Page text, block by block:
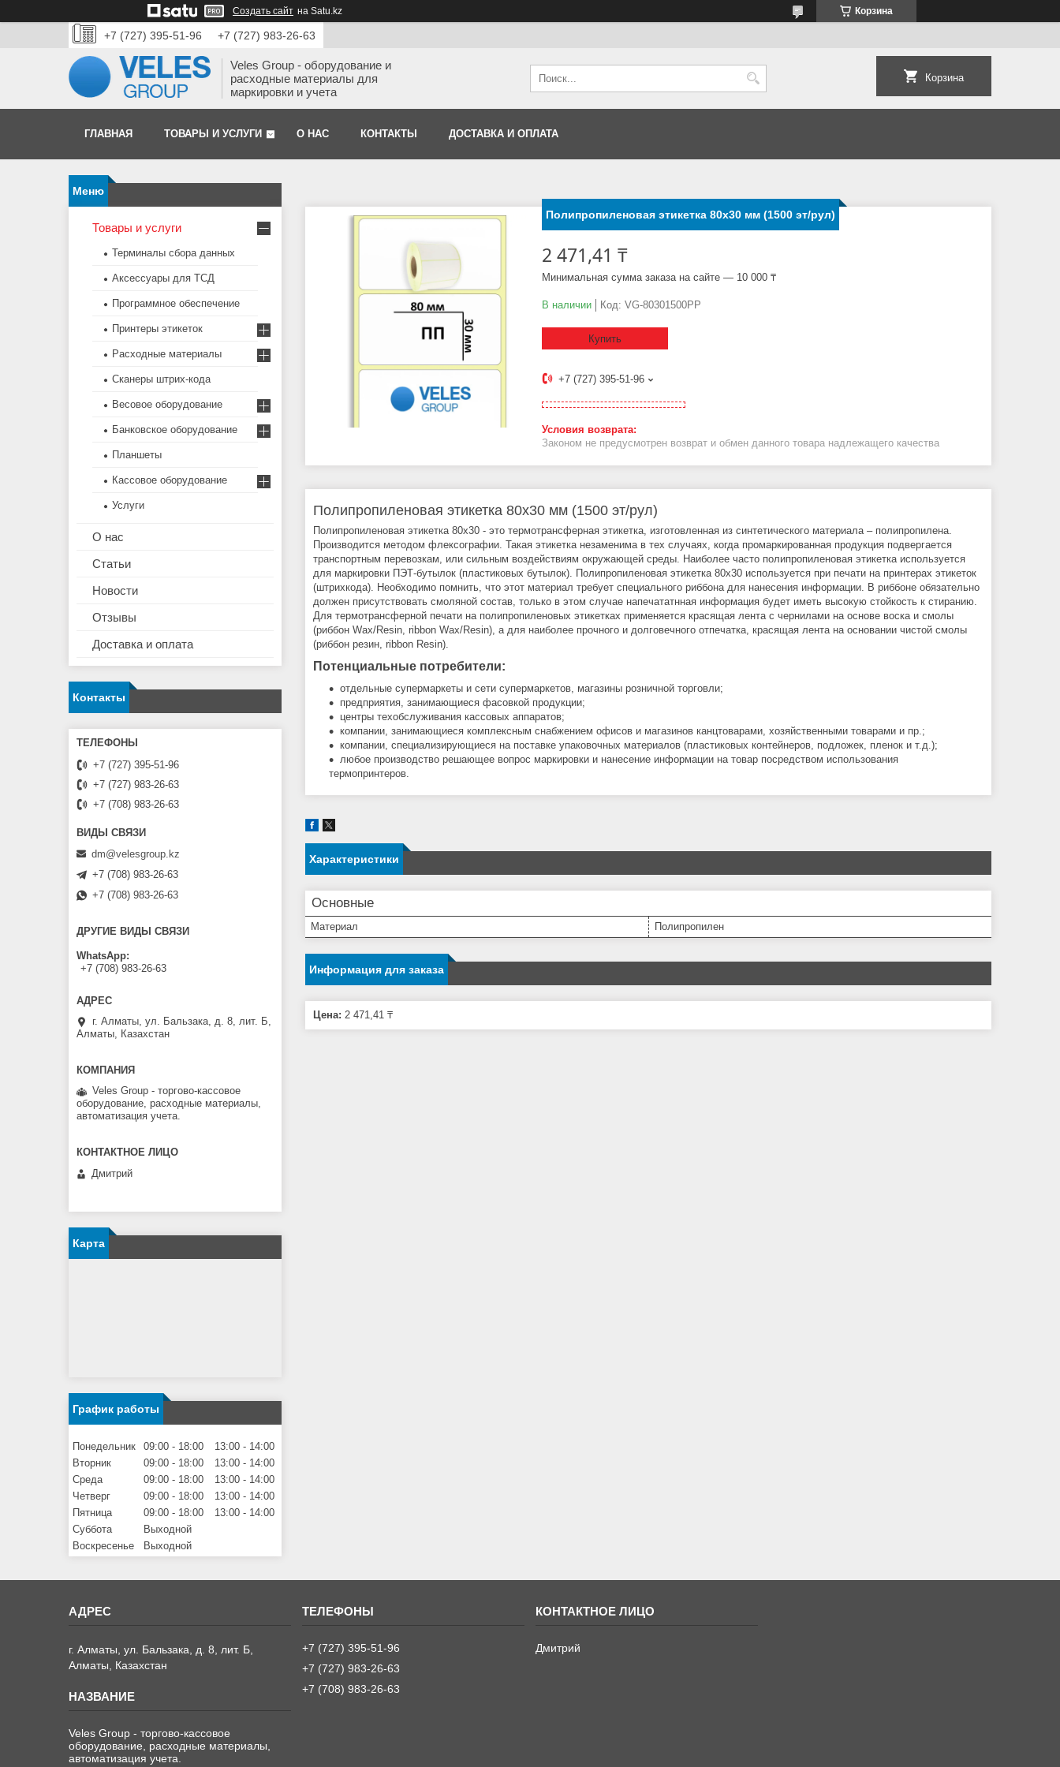
Создать сайт на Satu.kz Корзина
+7 (727) 395-51-96 +7 (727) 983-26-63
Veles Group - оборудование и
расходные материалы для
маркировки и учета
Корзина
ГЛАВНАЯ ТОВАРЫ И УСЛУГИ О НАС КОНТАКТЫ ДОСТАВКА И ОПЛАТА
Полипропиленовая этикетка 80x30 мм (1500 эт/рул)
2 471,41 ₸
Минимальная сумма заказа на сайте — 10 000 ₸
В наличии Код: VG-80301500PP
Купить
+7 (727) 395-51-96
Законом не предусмотрен возврат и обмен данного товара надлежащего качества
Полипропиленовая этикетка 80x30 мм (1500 эт/рул)
Полипропиленовая этикетка 80x30 - это термотрансферная этикетка, изготовленная из синтетического материала – полипропилена.
Производится методом флексографии. Такая этикетка незаменима в тех случаях, когда промаркированная продукция подвергается
транспортным перевозкам, или сильным воздействиям окружающей среды. Наиболее часто полипропиленовая этикетка используется
для маркировки ПЭТ-бутылок (пластиковых бутылок). Полипропиленовая этикетка 80x30 используется при печати на принтерах этикеток
(штрихкода). Необходимо помнить, что этот материал требует специального риббона для нанесения информации. В риббоне обязательно
должен присутствовать смоляной состав, только в этом случае напечататнная информация будет иметь высокую стойкость к стиранию.
Для термотрансферной печати на полипропиленовых этикетках применяется красящая лента с чернилами на основе воска и смолы
(риббон Wax/Resin, ribbon Wax/Resin), а для наиболее прочного и долговечного отпечатка, красящая лента на основании чистой смолы
(риббон резин, ribbon Resin).
Потенциальные потребители:
отдельные супермаркеты и сети супермаркетов, магазины розничной торговли;
предприятия, занимающиеся фасовкой продукции;
центры техобслуживания кассовых аппаратов;
компании, занимающиеся комплексным снабжением офисов и магазинов канцтоварами, хозяйственными товарами и пр.;
компании, специализирующиеся на поставке упаковочных материалов (пластиковых контейнеров, подложек, пленок и т.д.);
любое производство решающее вопрос маркировки и нанесение информации на товар посредством использования
термопринтеров.
Характеристики
Основные
Материал Полипропилен
Информация для заказа
Цена: 2 471,41 ₸
Товары и услуги
Терминалы сбора данных
Аксессуары для ТСД
Программное обеспечение
Принтеры этикеток
Расходные материалы
Сканеры штрих-кода
Весовое оборудование
Банковское оборудование
Планшеты
Кассовое оборудование
Услуги
О нас
Статьи
Новости
Отзывы
Доставка и оплата
Контакты
+7 (727) 395-51-96
+7 (727) 983-26-63
+7 (708) 983-26-63
dm@velesgroup.kz
+7 (708) 983-26-63
+7 (708) 983-26-63
ДРУГИЕ ВИДЫ СВЯЗИ
WhatsApp
+7 (708) 983-26-63
г. Алматы, ул. Бальзака, д. 8, лит. Б,
Алматы, Казахстан
Veles Group - торгово-кассовое
оборудование, расходные материалы,
автоматизация учета.
Дмитрий
Карта
График работы
Понедельник 09:00 18:00 13:00
14:00
Вторник
09:00 18:00 13:00
14:00
Среда
09:00 18:00 13:00
14:00
Четверг
09:00 18:00 13:00
14:00
Пятница
09:00 18:00 13:00
14:00
Суббота
Выходной
Воскресенье
Выходной
г. Алматы, ул. Бальзака, д. 8, лит. Б,
Алматы, Казахстан
Veles Group - торгово-кассовое
оборудование, расходные материалы,
автоматизация учета.
+7 (727) 395-51-96
+7 (727) 983-26-63
+7 (708) 983-26-63
Дмитрий